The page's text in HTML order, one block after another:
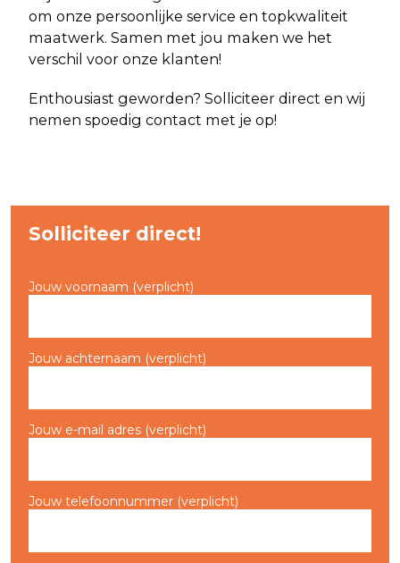
om onze persoonlijke service en topkwaliteit
maatwerk. Samen met jou maken we het
verschil voor onze klanten!
Enthousiast geworden? Solliciteer direct en wij
nemen spoedig contact met je op!
Solliciteer direct!
Jouw voornaam (verplicht)
Jouw achternaam (verplicht)
Jouw e-mail adres (verplicht)
Jouw telefoonnummer (verplicht)